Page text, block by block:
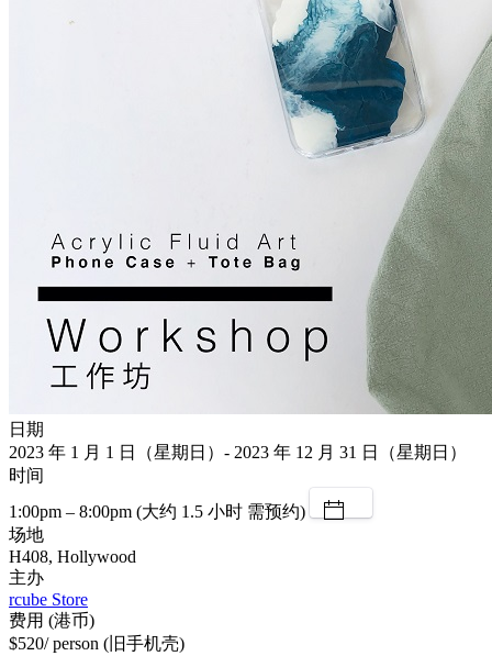
日期
2023 年 1 月 1 日（星期日）- 2023 年 12 月 31 日（星期日）
时间
1:00pm – 8:00pm (大约 1.5 小时 需预约)
场地
H408, Hollywood
主办
rcube Store
费用 (港币)
$520/ person (旧手机壳)